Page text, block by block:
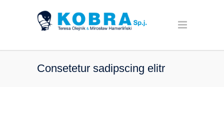
Consetetur sadipscing elitr